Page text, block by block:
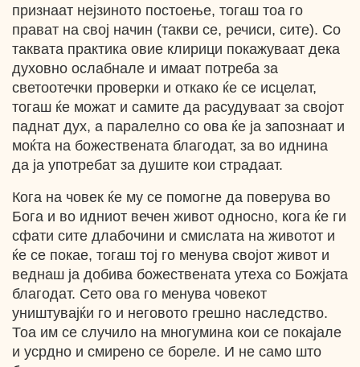
признаат нејзиното постоење, тогаш тоа го
прават на свој начин (такви се, речиси, сите). Со
таквата практика овие клирици покажуваат дека
духовно ослабнале и имаат потреба за
светоотечки проверки и откако ќе се исцелат,
тогаш ќе можат и самите да расудуваат за својот
паднат дух, а паралелно со ова ќе ја запознаат и
моќта на божествената благодат, за во иднина
да ја употребат за душите кои страдаат.
Кога на човек ќе му се помогне да поверува во
Бога и во идниот вечен живот односно, кога ќе ги
сфати сите длабочини и смислата на животот и
ќе се покае, тогаш тој го менува својот живот и
веднаш ја добива божествената утеха со Божјата
благодат. Сето ова го менува човекот
уништувајќи го и неговото грешно наследство.
Тоа им се случило на многумина кои се покајале
и усрдно и смирено се бореле. И не само што